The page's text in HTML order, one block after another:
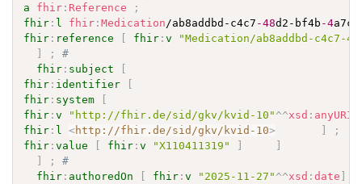
a
fhir : Reference
;
fhir : l fhir :Medication /ab8addbd-c4c7 -48d2-bf4b -4
fhir : reference fhir :v
"Medication/ab8addbd-c4c7-
;
#
fhir : subject
fhir : identifier
fhir : system
fhir :v "http://fhir.de/sid/gkv/kvid-10" ^^xsd : anyURI
fhir : l <http://fhir.de/sid/gkv/kvid-10>
;
fhir :value fhir :v "X110411319"
;
#
fhir : authoredOn fhir :v "2025-11-27" ^^xsd :date